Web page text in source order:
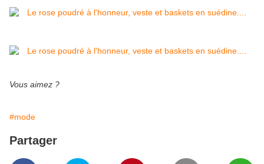
Vous aimez ?
#mode
Partager